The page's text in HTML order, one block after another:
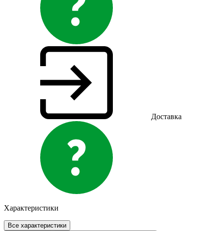
Доставка
Характеристики
Все характеристики